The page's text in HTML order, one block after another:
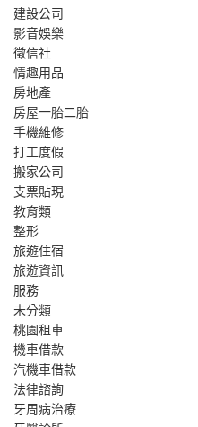
建設公司
影音娛樂
徵信社
情趣用品
房地產
房屋一胎二胎
手機維修
打工度假
搬家公司
支票貼現
教育類
整形
旅遊住宿
旅遊資訊
服務
未分類
桃園租車
機車借款
汽機車借款
法律諮詢
牙周病治療